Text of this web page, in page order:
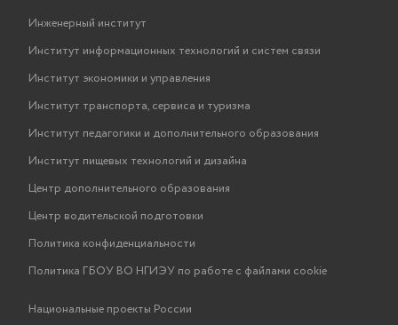
Инженерный институт
Институт информационных технологий и систем связи
Институт экономики и управления
Институт транспорта, сервиса и туризма
Институт педагогики и дополнительного образования
Институт пищевых технологий и дизайна
Центр дополнительного образования
Центр водительской подготовки
Политика конфиденциальности
Политика ГБОУ ВО НГИЭУ по работе с файлами cookie
Национальные проекты России